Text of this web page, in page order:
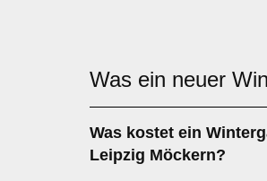
Was ein neuer
Was kostet ein
Leipzig Möckern?